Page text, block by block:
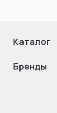
Каталог
Бренды